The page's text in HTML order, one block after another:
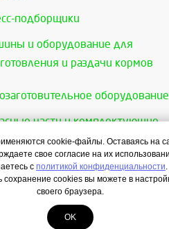
подборщики
и оборудование для
и раздачи кормов
оборудование
части и комплектующие
cookie-файлы. Оставаясь на
свое согласие на их
с политикой конфиденциальности.
сохранение cookies вы можете в
своего браузера.
OK